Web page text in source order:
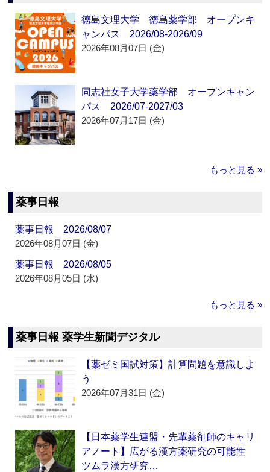
徳島文理大学 徳島薬学部 オープンキ
ャンパス 2026/08-2026/09
2026年08月07日 (金)
同志社女子大学薬学部 オープンキャン
パス 2026/07-2027/03
2026年07月17日 (金)
もっと見る »
薬事日報
薬事日報 2026/08/07
2026年08月07日 (金)
薬事日報 2026/08/05
2026年08月05日 (水)
もっと見る »
薬事日報 薬学生新聞デジタル
【薬ゼミ国試対策】計算問題を意識しよ
う
2026年07月31日 (金)
【日本薬学生連盟・先輩薬剤師のキャリ
アノート】広がる漢方薬研究の可能性
ツムラ漢方研究…